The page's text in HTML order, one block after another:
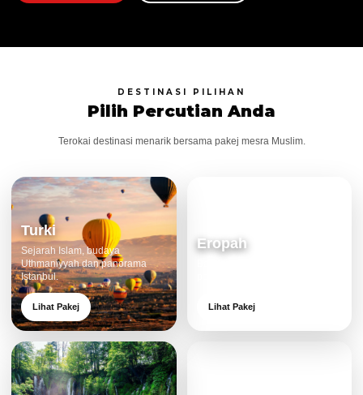
DESTINASI PILIHAN
Pilih Percutian Anda
Terokai destinasi menarik bersama pakej mesra Muslim.
Turki
Sejarah Islam, budaya
Uthmaniyyah dan panorama
Istanbul.
Lihat Pakej
Eropah
Lihat Pakej